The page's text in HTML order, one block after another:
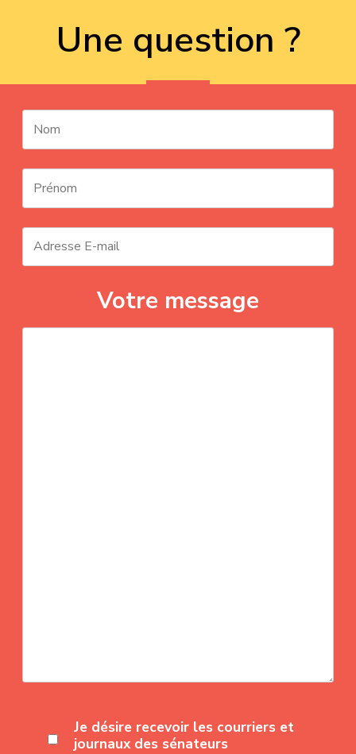
Une question ?
Votre message
Je désire recevoir les courriers et
journaux des sénateurs